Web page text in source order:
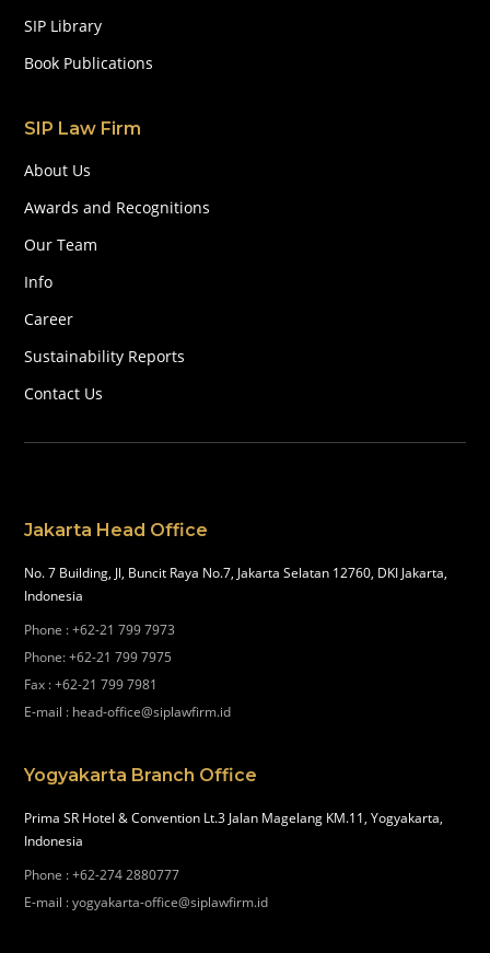
SIP Library
Book Publications
SIP Law Firm
About Us
Awards and Recognitions
Our Team
Info
Career
Sustainability Reports
Contact Us
Jakarta Head Office
No. 7 Building, Jl, Buncit Raya No.7, Jakarta Selatan 12760, DKI Jakarta,
Indonesia
Phone :+62-21 799 7973
Phone:+62-21 799 7975
Fax :+62-21 799 7981
E-mail : head-office@siplawfirm.id
Yogyakarta Branch Office
Prima SR Hotel & Convention Lt.3 Jalan Magelang KM.11, Yogyakarta,
Indonesia
Phone :+62-274 2880777
E-mail :yogyakarta-office@siplawfirm.id